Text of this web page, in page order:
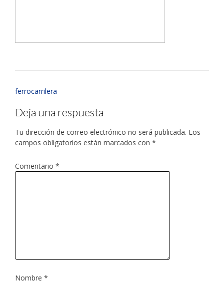
ferrocarrilera
Deja una respuesta
Tu dirección de correo electrónico no será publicada. Los
campos obligatorios están marcados con *
Comentario *
Nombre *